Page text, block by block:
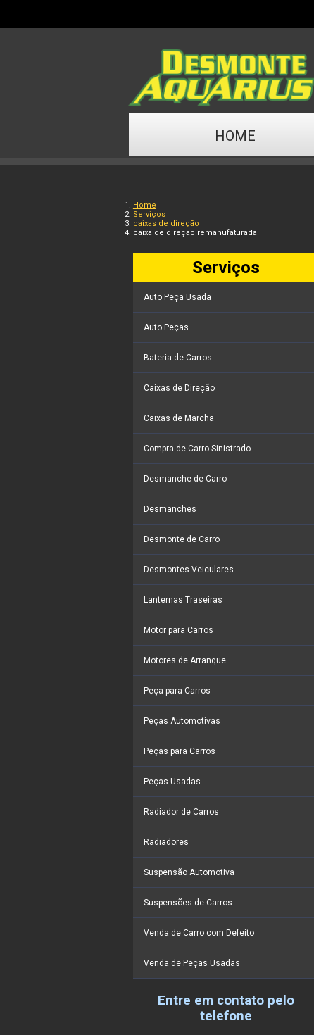
HOME
Home
Serviços
caixas de direção
caixa de direção remanufaturada
Serviços
Auto Peça Usada
Auto Peças
Bateria de Carros
Caixas de Direção
Caixas de Marcha
Compra de Carro Sinistrado
Desmanche de Carro
Desmanches
Desmonte de Carro
Desmontes Veiculares
Lanternas Traseiras
Motor para Carros
Motores de Arranque
Peça para Carros
Peças Automotivas
Peças para Carros
Peças Usadas
Radiador de Carros
Radiadores
Suspensão Automotiva
Suspensões de Carros
Venda de Carro com Defeito
Venda de Peças Usadas
Entre em contato pelo
telefone